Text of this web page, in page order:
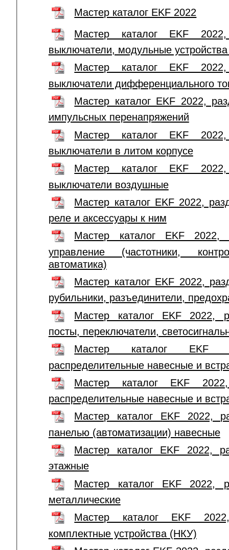
Мастер каталог EKF 2022
Мастер каталог EKF 2022,
выключатели, модульные
Мастер каталог EKF 2022,
выключатели дифференциального
Мастер каталог EKF 2022,
импульсных перенапряжений
Мастер каталог EKF 2022,
выключатели в литом корпусе
Мастер каталог EKF 2022,
выключатели воздушные
Мастер каталог EKF 2022,
реле и аксессуары к ним
Мастер каталог EKF 2022,
управление (частотники,
автоматика)
Мастер каталог EKF 2022,
рубильники, разъединители,
Мастер каталог EKF 2022,
посты, переключатели,
Мастер каталог EKF
распределительные навесные и
Мастер каталог EKF
распределительные навесные и
Мастер каталог EKF 2022,
панелью (автоматизации) навесные
Мастер каталог EKF 2022,
этажные
Мастер каталог EKF 2022,
металлические
Мастер каталог EKF
комплектные устройства (НКУ)